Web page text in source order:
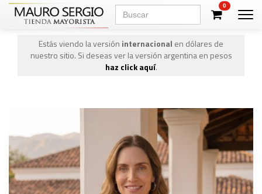
0
Estás viendo la versión internacional en dólares de
nuestro sitio. Si deseas ver la versión argentina en pesos
haz click aquí.